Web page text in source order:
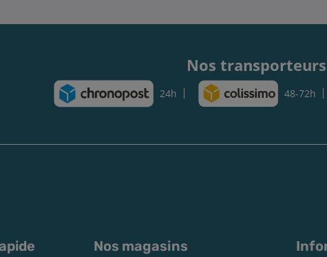
Nos transporteurs
24h 48-72h
Nos magasins